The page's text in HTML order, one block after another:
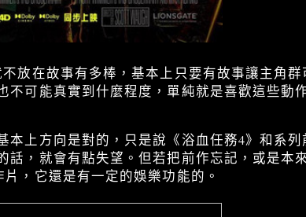
放在故事有多棒，基本上只要有故事讓主角群
不可能真實到什麼程度，單純就是喜歡這些動
本上方向是對的，只是說《浴血任務4》和系
話，就會有點失望。但若把前作忘記，或是本
，它還是有一定的娛樂功能的。